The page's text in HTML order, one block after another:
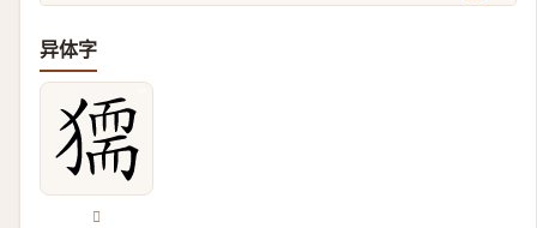
异体字
𤡤